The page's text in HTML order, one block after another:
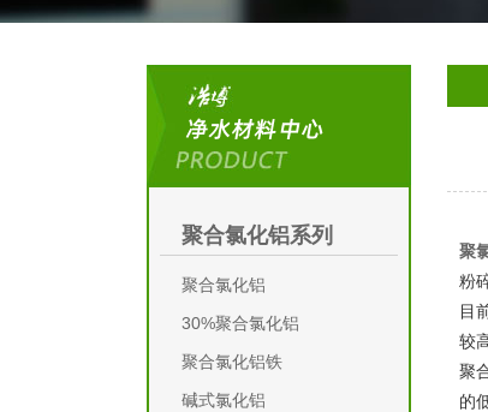
聚合氯化铝系列
聚合氯化铝
30%聚合氯化铝
聚合氯化铝铁
碱式氯化铝
聚
粉
目
较
聚
的